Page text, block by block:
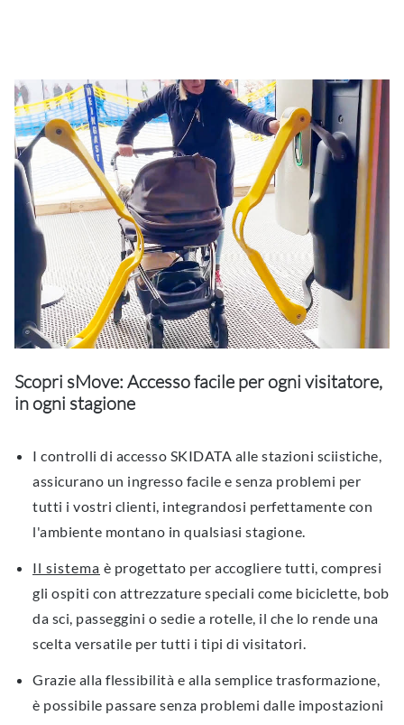
Scopri sMove: Accesso facile per ogni visitatore,
in ogni stagione
I controlli di accesso SKIDATA alle stazioni sciistiche,
assicurano un ingresso facile e senza problemi per
tutti i vostri clienti, integrandosi perfettamente con
l'ambiente montano in qualsiasi stagione.
Il sistema è progettato per accogliere tutti, compresi
gli ospiti con attrezzature speciali come biciclette, bob
da sci, passeggini o sedie a rotelle, il che lo rende una
scelta versatile per tutti i tipi di visitatori.
Grazie alla flessibilità e alla semplice trasformazione,
è possibile passare senza problemi dalle impostazioni